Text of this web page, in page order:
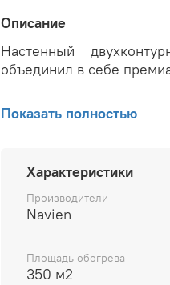
Описание
Настенный
объединил в себе
Основные
Deluxe S:
типа
системы отопления
Самый
монтировать и
небольших
Мгновенный нагрев
Показать полностью
Характеристики
Производители
Navien
Площадь обогрева
350 м2